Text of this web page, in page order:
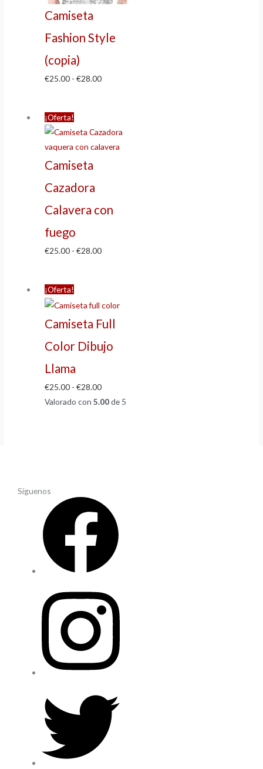
Camiseta
Fashion Style
(copia)
€25.00 - €28.00
¡Oferta!
Camiseta
Cazadora
Calavera con
fuego
€25.00 - €28.00
¡Oferta!
Camiseta Full
Color Dibujo
Llama
€25.00 - €28.00
Valorado con 5.00de 5
Síguenos